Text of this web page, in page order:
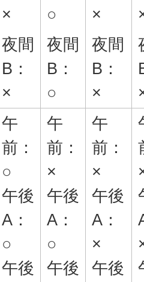
×
夜間
B：
×
○
夜間
B：
○
×
夜間
B：
×
午
前：
○
午後
A：
○
午後
午
前：
×
午後
A：
○
午後
午
前：
×
午後
A：
×
午後